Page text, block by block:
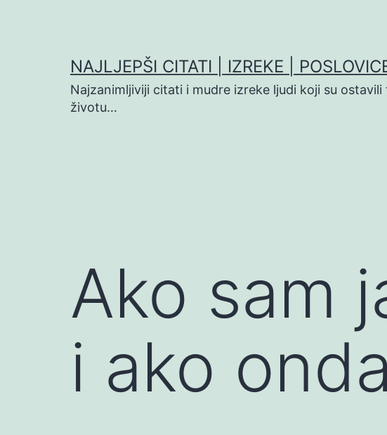
NAJLJEPŠI CITATI | IZREKE |
Najzanimljiviji citati i mudre izreke ljudi koji su
životu…
Ako sam
i ako